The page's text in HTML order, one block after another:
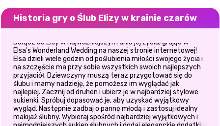
Historia gry o Ślub Elizy w krainie czarów
Dołącz do Elsy w najważniejszym dniu jej życia, grając w
Elsa's Wonderland Wedding na naszej stronie internetowej!
Elsa dzieli wiele godzin od poślubienia miłości swojego życia i
na szczęście ma przy sobie wszystkich swoich najlepszych
przyjaciół. Dziewczyny muszą teraz przygotować się do
ślubu i mamy nadzieję, że pomożesz im wyglądać jak
najlepiej. Zacznij od druhen i ubierz je w najbardziej stylowe
sukienki. Spróbuj dopasować je, aby uzyskać wyjątkowy
wygląd. Następnie zadbaj o pannę młodą i zastosuj idealny
makijaż ślubny. Wybieraj spośród najbardziej wyjątkowych i